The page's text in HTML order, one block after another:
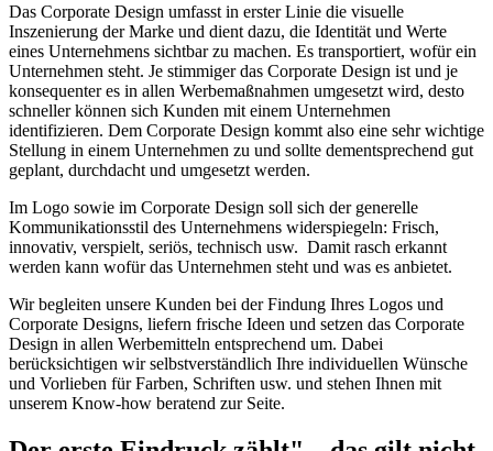
Das Corporate Design umfasst in erster Linie die visuelle
Inszenierung der Marke und dient dazu, die Identität und Werte
eines Unternehmens sichtbar zu machen. Es transportiert, wofür ein
Unternehmen steht. Je stimmiger das Corporate Design ist und je
konsequenter es in allen Werbemaßnahmen umgesetzt wird, desto
schneller können sich Kunden mit einem Unternehmen
identifizieren. Dem Corporate Design kommt also eine sehr wichtige
Stellung in einem Unternehmen zu und sollte dementsprechend gut
geplant, durchdacht und umgesetzt werden.
Im Logo sowie im Corporate Design soll sich der generelle
Kommunikationsstil des Unternehmens widerspiegeln: Frisch,
innovativ, verspielt, seriös, technisch usw. Damit rasch erkannt
werden kann wofür das Unternehmen steht und was es anbietet.
Wir begleiten unsere Kunden bei der Findung Ihres Logos und
Corporate Designs, liefern frische Ideen und setzen das Corporate
Design in allen Werbemitteln entsprechend um. Dabei
berücksichtigen wir selbstverständlich Ihre individuellen Wünsche
und Vorlieben für Farben, Schriften usw. und stehen Ihnen mit
unserem Know-how beratend zur Seite.